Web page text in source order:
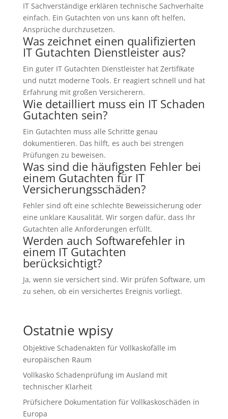
IT Sachverständige erklären technische Sachverhalte
einfach. Ein Gutachten von uns kann oft helfen,
Ansprüche durchzusetzen.
Was zeichnet einen qualifizierten
IT Gutachten Dienstleister aus?
Ein guter IT Gutachten Dienstleister hat Zertifikate
und nutzt moderne Tools. Er reagiert schnell und hat
Erfahrung mit großen Versicherern.
Wie detailliert muss ein IT Schaden
Gutachten sein?
Ein Gutachten muss alle Schritte genau
dokumentieren. Das hilft, es auch bei strengen
Prüfungen zu beweisen.
Was sind die häufigsten Fehler bei
einem Gutachten für IT
Versicherungsschäden?
Fehler sind oft eine schlechte Beweissicherung oder
eine unklare Kausalität. Wir sorgen dafür, dass Ihr
Gutachten alle Anforderungen erfüllt.
Werden auch Softwarefehler in
einem IT Gutachten
berücksichtigt?
Ja, wenn sie versichert sind. Wir prüfen Software, um
zu sehen, ob ein versichertes Ereignis vorliegt.
Ostatnie wpisy
Objektive Schadenakten für Vollkaskofälle im
europäischen Raum
Vollkasko Schadenprüfung im Ausland mit
technischer Klarheit
Prüfsichere Dokumentation für Vollkaskoschäden in
Europa